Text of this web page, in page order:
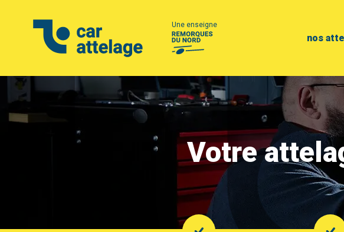
Une enseigne
nos
Votre